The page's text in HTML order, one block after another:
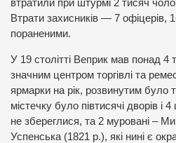
втратили при штурмі 2 тисяч
Втрати захисників — 7 офіцерів,
пораненими.
У 19 столітті Веприк мав понад 4
значним центром торгівлі та
ярмарки на рік, розвинутим було
містечку було півтисячі дворів і 4
не збереглися, та 2 муровані –
Успенська (1821 р.), які нині є